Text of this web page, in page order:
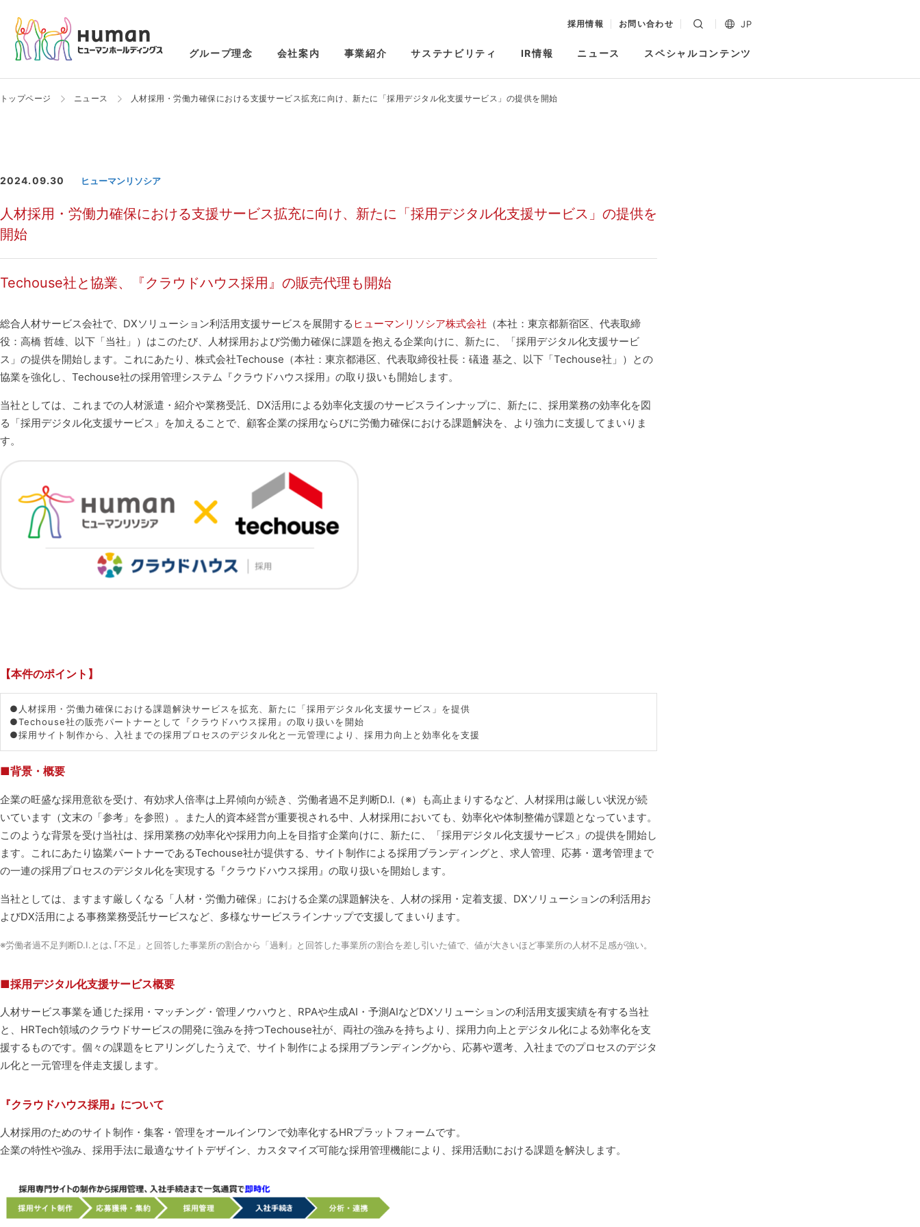
採用情報 お問い合わせ JP
グループ理念 会社案内 事業紹介 サステナビリティ IR情報 ニュース スペシャルコンテンツ
トップページ ニュース 人材採用・労働力確保における支援サービス拡充に向け、新たに「採用デジタル化支援サービス」の提供を開始
2024.09.30 ヒューマンリソシア
人材採用・労働力確保における支援サービス拡充に向け、新たに「採用デジタル化支援サービス」の提供を
開始
Techouse社と協業、『クラウドハウス採用』の販売代理も開始
総合人材サービス会社で、DXソリューション利活用支援サービスを展開する ヒューマンリソシア株式会社 （本社：東京都新宿区、代表取締
役：高橋 哲雄、以下「当社」）はこのたび、人材採用および労働力確保に課題を抱える企業向けに、新たに、「採用デジタル化支援サービ
ス」の提供を開始します。これにあたり、株式会社Techouse（本社：東京都港区、代表取締役社長：礒邉 基之、以下「Techouse社」）との
協業を強化し、Techouse社の採用管理システム『クラウドハウス採用』の取り扱いも開始します。
当社としては、これまでの人材派遣・紹介や業務受託、DX活用による効率化支援のサービスラインナップに、新たに、採用業務の効率化を図
る「採用デジタル化支援サービス」を加えることで、顧客企業の採用ならびに労働力確保における課題解決を、より強力に支援してまいりま
す。
【本件のポイント】
●人材採用・労働力確保における課題解決サービスを拡充、新たに「採用デジタル化支援サービス」を提供
●Techouse社の販売パートナーとして『クラウドハウス採用』の取り扱いを開始
●採用サイト制作から、入社までの採用プロセスのデジタル化と一元管理により、採用力向上と効率化を支援
■背景・概要
企業の旺盛な採用意欲を受け、有効求人倍率は上昇傾向が続き、労働者過不足判断D.I.（※）も高止まりするなど、人材採用は厳しい状況が続
いています（文末の「参考」を参照）。また人的資本経営が重要視される中、人材採用においても、効率化や体制整備が課題となっています。
このような背景を受け当社は、採用業務の効率化や採用力向上を目指す企業向けに、新たに、「採用デジタル化支援サービス」の提供を開始し
ます。これにあたり協業パートナーであるTechouse社が提供する、サイト制作による採用ブランディングと、求人管理、応募・選考管理まで
の一連の採用プロセスのデジタル化を実現する『クラウドハウス採用』の取り扱いを開始します。
当社としては、ますます厳しくなる「人材・労働力確保」における企業の課題解決を、人材の採用・定着支援、DXソリューションの利活用お
よびDX活用による事務業務受託サービスなど、多様なサービスラインナップで支援してまいります。
※労働者過不足判断D.I.とは､｢不足」と回答した事業所の割合から「過剰」と回答した事業所の割合を差し引いた値で、値が大きいほど事業所の人材不足感が強い。
■採用デジタル化支援サービス概要
人材サービス事業を通じた採用・マッチング・管理ノウハウと、RPAや生成AI・予測AIなどDXソリューションの利活用支援実績を有する当社
と、HRTech領域のクラウドサービスの開発に強みを持つTechouse社が、両社の強みを持ちより、採用力向上とデジタル化による効率化を支
援するものです。個々の課題をヒアリングしたうえで、サイト制作による採用ブランディングから、応募や選考、入社までのプロセスのデジタ
ル化と一元管理を伴走支援します。
『クラウドハウス採用』について
人材採用のためのサイト制作・集客・管理をオールインワンで効率化するHRプラットフォームです。
企業の特性や強み、採用手法に最適なサイトデザイン、カスタマイズ可能な採用管理機能により、採用活動における課題を解決します。